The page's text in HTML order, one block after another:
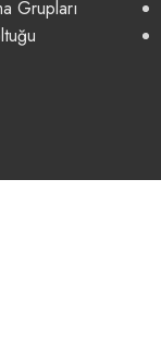
Grupları